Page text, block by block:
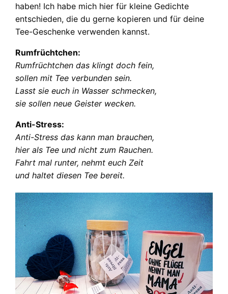
haben! Ich habe mich hier für kleine Gedichte
entschieden, die du gerne kopieren und für deine
Tee-Geschenke verwenden kannst.
Rumfrüchtchen:
Rumfrüchtchen das klingt doch fein,
sollen mit Tee verbunden sein.
Lasst sie euch in Wasser schmecken,
sie sollen neue Geister wecken.
Anti-Stress:
Anti-Stress das kann man brauchen,
hier als Tee und nicht zum Rauchen.
Fahrt mal runter, nehmt euch Zeit
und haltet diesen Tee bereit.